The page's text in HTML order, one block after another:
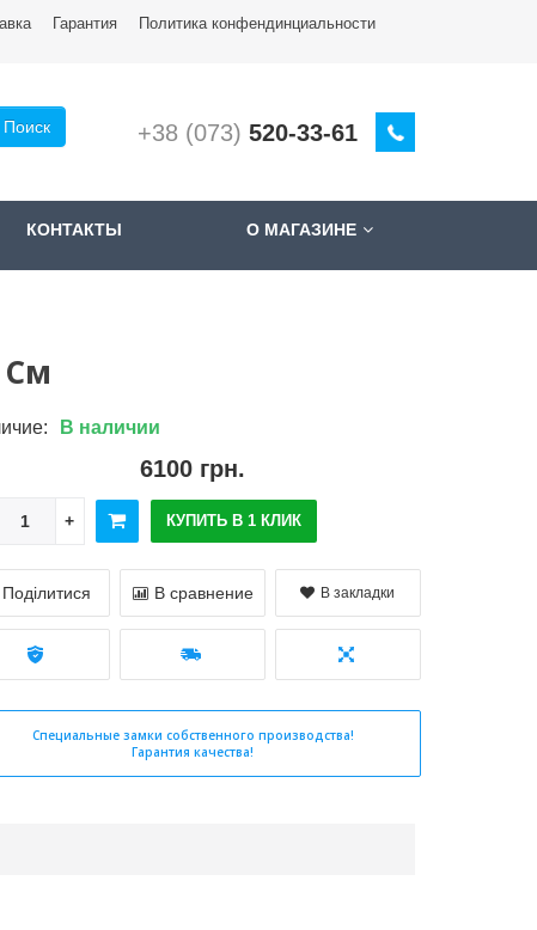
Гарантия Политика конфендинциальности
Поиск +38 (073) 520-33-61
КОНТАКТЫ О МАГАЗИНЕ
См
В наличии
6100 грн.
КУПИТЬ В 1 КЛИК
Поділитися В сравнение В закладки
Специальные замки собственного производства!
Гарантия качества!